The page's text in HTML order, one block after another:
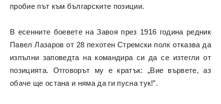
пробие път към българските позиции.
В есенните боевете на Завоя през 1916 година редник
Павел Лазаров от 28 пехотен Стремски полк отказва да
изпълни заповедта на командира си да се изтегли от
позицията. Отговорът му е кратък: „Вие вървете, аз
обаче ще остана и няма да ги пусна тук!”.